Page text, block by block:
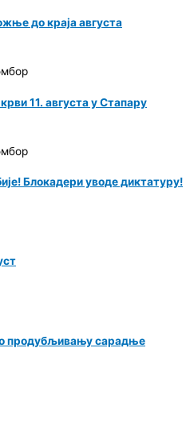
до краја августа
11. августа у Стапару
Блокадери уводе диктатуру!
продубљивању сарадње